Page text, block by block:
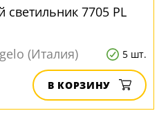
7705 PL
(Италия)
5 шт.
В КОРЗИНУ